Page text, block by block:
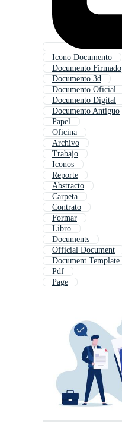
Icono Documento
Documento Firmado
Documento 3d
Documento Oficial
Documento Digital
Documento Antiguo
Papel
Oficina
Archivo
Trabajo
Iconos
Reporte
Abstracto
Carpeta
Contrato
Formar
Libro
Documents
Official Document
Document Template
Pdf
Page